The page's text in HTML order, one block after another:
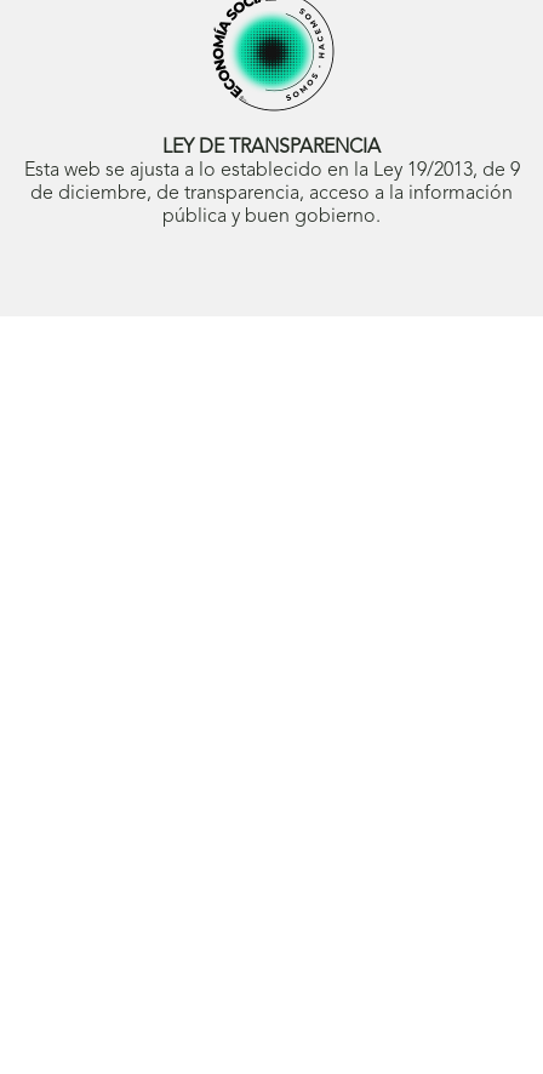
ventana
abrirá
en
ventana
nueva)
abrirá
en
ventana
nueva)
ONCE
(se
abrirá
en
ventana
abrirá
en
ventana
nueva)
LEY DE TRANSPARENCIA
Esta web se ajusta a lo establecido en la Ley 19/2013, de 9
de diciembre, de transparencia, acceso a la información
pública y buen gobierno.